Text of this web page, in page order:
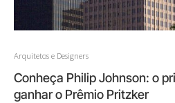
Arquitetos e Designers
Conheça Philip Johnson: o
ganhar o Prêmio Pritzker